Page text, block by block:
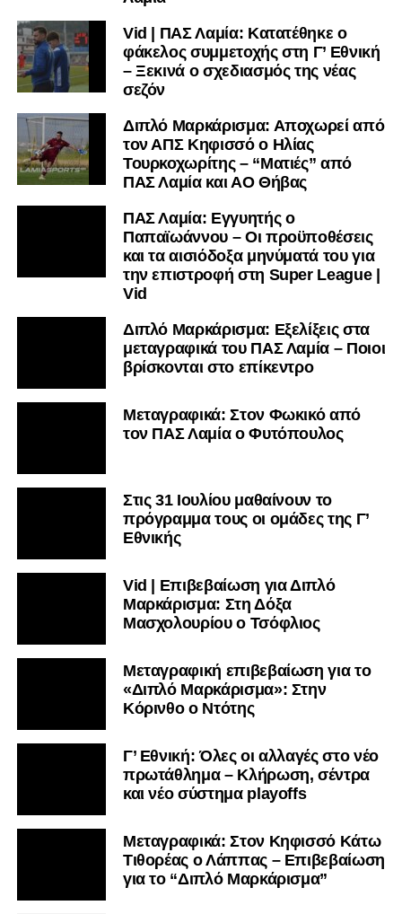
Vid | ΠΑΣ Λαμία: Κατατέθηκε ο
φάκελος συμμετοχής στη Γ’ Εθνική
– Ξεκινά ο σχεδιασμός της νέας
σεζόν
Διπλό Μαρκάρισμα: Αποχωρεί από
τον ΑΠΣ Κηφισσό ο Ηλίας
Τουρκοχωρίτης – “Ματιές” από
ΠΑΣ Λαμία και ΑΟ Θήβας
ΠΑΣ Λαμία: Εγγυητής ο
Παπαϊωάννου – Οι προϋποθέσεις
και τα αισιόδοξα μηνύματά του για
την επιστροφή στη Super League |
Vid
Διπλό Μαρκάρισμα: Εξελίξεις στα
μεταγραφικά του ΠΑΣ Λαμία – Ποιοι
βρίσκονται στο επίκεντρο
Μεταγραφικά: Στον Φωκικό από
τον ΠΑΣ Λαμία ο Φυτόπουλος
Στις 31 Ιουλίου μαθαίνουν το
πρόγραμμα τους οι ομάδες της Γ’
Εθνικής
Vid | Επιβεβαίωση για Διπλό
Μαρκάρισμα: Στη Δόξα
Μασχολουρίου ο Τσόφλιος
Μεταγραφική επιβεβαίωση για το
«Διπλό Μαρκάρισμα»: Στην
Κόρινθο ο Ντότης
Γ’ Εθνική: Όλες οι αλλαγές στο νέο
πρωτάθλημα – Κλήρωση, σέντρα
και νέο σύστημα playoffs
Μεταγραφικά: Στον Κηφισσό Κάτω
Τιθορέας ο Λάππας – Επιβεβαίωση
για το “Διπλό Μαρκάρισμα”